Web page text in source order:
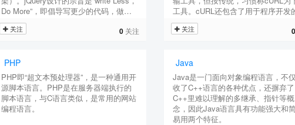
Do More”，即倡导写更少的代码，做更
多的事情。
关注 0 关注
工具。cURL还包含了用于程序开发
libcurl。
关注 0
PHP
PHP即“超文本预处理器”，是一种通用开
源脚本语言。PHP是在服务器端执行的
脚本语言，与C语言类似，是常用的网站
编程语言。
Java
Java是一门面向对象编程语言，不
收了C++语言的各种优点，还摒弃了
C++里难以理解的多继承、指针等概
念，因此Java语言具有功能强大和
易用两个特征。